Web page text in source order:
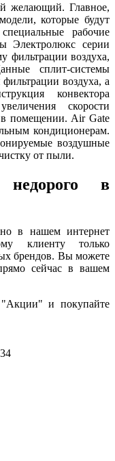
желающий. Главное,
которые будут
рабочие
Электролюкс серии
фильтрации воздуха,
сплит-системы
воздуха, а
конвектора
скорости
в помещении. Air Gate
кондиционерам.
воздушные
от пыли.
недорого в
в нашем интернет
клиенту только
брендов. Вы можете
сейчас в вашем
"Акции" и покупайте